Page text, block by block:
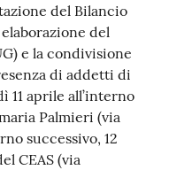
del Bilancio
del
e la condivisione
di addetti di
11 aprile all’interno
Palmieri (via
successivo, 12
CEAS (via